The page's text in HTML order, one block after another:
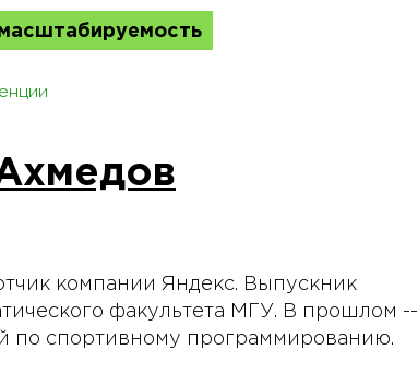
компании Яндекс. Выпускник
факультета МГУ. В прошлом --
по спортивному программированию.